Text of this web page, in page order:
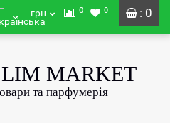
: 0
грн 0 0